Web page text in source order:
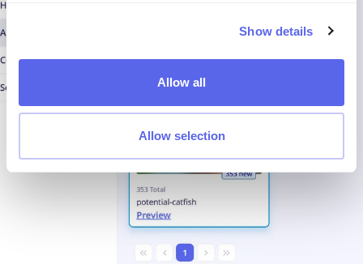
Show details
Allow all
Allow selection